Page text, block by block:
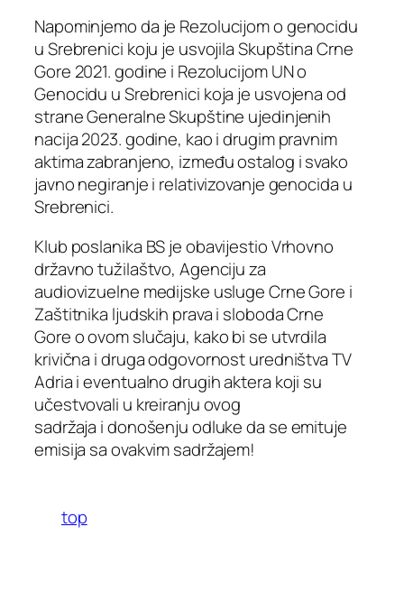
​Napominjemo da je Rezolucijom o genocidu
u Srebrenici koju je usvojila Skupština Crne
Gore 2021. godine i Rezolucijom UN o
Genocidu u Srebrenici koja je usvojena od
strane Generalne Skupštine ujedinjenih
nacija 2023. godine, kao i drugim pravnim
aktima zabranjeno, između ostalog i svako
javno negiranje i relativizovanje genocida u
Srebrenici.
​Klub poslanika BS je obavijestio Vrhovno
državno tužilaštvo, Agenciju za
audiovizuelne medijske usluge Crne Gore i
Zaštitnika ljudskih prava i sloboda Crne
Gore o ovom slučaju, kako bi se utvrdila
krivična i druga odgovornost uredništva TV
Adria i eventualno drugih aktera koji su
učestvovali u kreiranju ovog
sadržaja i donošenju odluke da se emituje
emisija sa ovakvim sadržajem!
top